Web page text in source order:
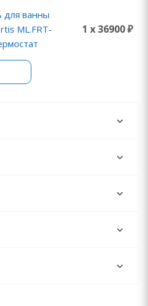
для ванны
ML.FRT-
1 x 36900 ₽